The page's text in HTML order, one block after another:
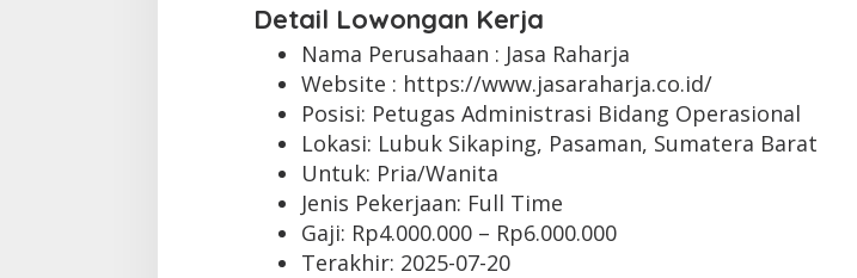
Detail Lowongan Kerja
Nama Perusahaan : Jasa Raharja
Website : https://www.jasaraharja.co.id/
Posisi: Petugas Administrasi Bidang Operasional
Lokasi: Lubuk Sikaping, Pasaman, Sumatera Barat
Untuk: Pria/Wanita
Jenis Pekerjaan: Full Time
Gaji: Rp4.000.000– Rp6.000.000
Terakhir: 2025-07-20